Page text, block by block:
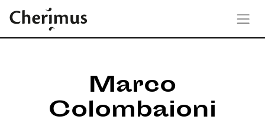
Marco
Colombaioni